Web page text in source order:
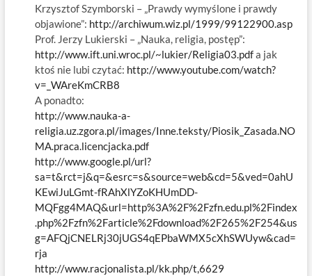
Krzysztof Szymborski – „Prawdy wymyślone i prawdy
objawione”: http://archiwum.wiz.pl/1999/99122900.asp
Prof. Jerzy Lukierski – „Nauka, religia, postęp”:
http://www.ift.uni.wroc.pl/~lukier/Religia03.pdfa jak
ktoś nie lubi czytać: http://www.youtube.com/watch?
v=_WAreKmCRB8
A ponadto:
http://www.nauka-a-
religia.uz.zgora.pl/images/Inne.teksty/Piosik_Zasada.NO
MA.praca.licencjacka.pdf
http://www.google.pl/url?
sa=t&rct=j&q=&esrc=s&source=web&cd=5&ved=0ahU
KEwiJuLGmt-fRAhXlYZoKHUmDD-
MQFgg4MAQ&url=http%3A%2F%2Fzfn.edu.pl%2Findex
.php%2Fzfn%2Farticle%2Fdownload%2F265%2F254&us
g=AFQjCNELRj30jUGS4qEPbaWMX5cXhSWUyw&cad=
rja
http://www.racjonalista.pl/kk.php/t,6629